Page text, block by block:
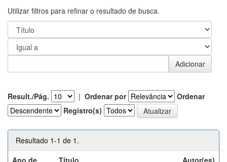
Utilizar filtros para refinar o resultado de busca.
Result./Pág. | Ordenar por
Ordenar
Registro(s)
Resultado 1-1 de 1.
Ano de
Título Autor(es)